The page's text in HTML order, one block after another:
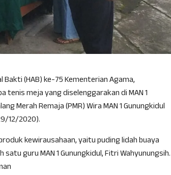
Bakti (HAB) ke-75 Kementerian Agama,
tenis meja yang diselenggarakan di MAN 1
Merah Remaja (PMR) Wira MAN 1 Gunungkidul
12/2020).
kewirausahaan, yaitu puding lidah buaya
guru MAN 1 Gunungkidul, Fitri Wahyunungsih.